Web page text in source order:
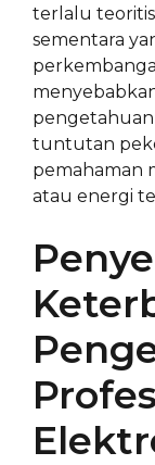
terlalu
sementara
tuntutan
pemahaman
atau energi